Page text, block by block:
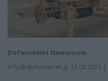
DefenceNet Newsroom
info@defencenet.gr 31.08.2023 |